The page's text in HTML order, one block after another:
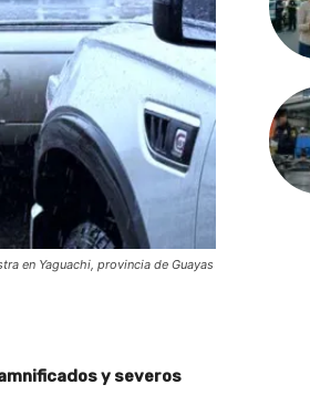
en Yaguachi, provincia de Guayas
y severos